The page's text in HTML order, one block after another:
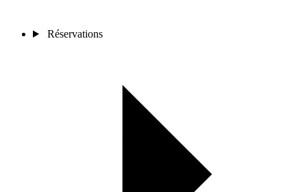
Réservations